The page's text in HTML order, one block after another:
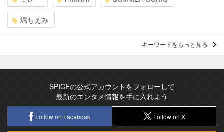
堀ちえみ
キーワードをもっと見る
SPICEの公式アカウントをフォローして
最新のエンタメ情報を手に入れよう
Follow on Facebook Follow on X